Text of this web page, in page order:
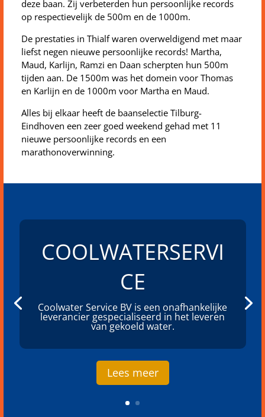
deze baan. Zij verbeterden hun persoonlijke records
op respectievelijk de 500m en de 1000m.
De prestaties in Thialf waren overweldigend met maar
liefst negen nieuwe persoonlijke records! Martha,
Maud, Karlijn, Ramzi en Daan scherpten hun 500m
tijden aan. De 1500m was het domein voor Thomas
en Karlijn en de 1000m voor Martha en Maud.
Alles bij elkaar heeft de baanselectie Tilburg-
Eindhoven een zeer goed weekend gehad met 11
nieuwe persoonlijke records en een
marathonoverwinning.
COOLWATERSERVI
CE
Coolwater Service BV is een onafhankelijke
leverancier gespecialiseerd in het leveren
van gekoeld water.
Lees meer